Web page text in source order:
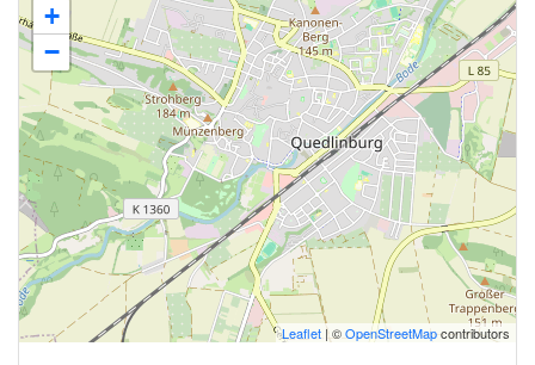
+
−
Leaflet | ©OpenStreetMapcontributors